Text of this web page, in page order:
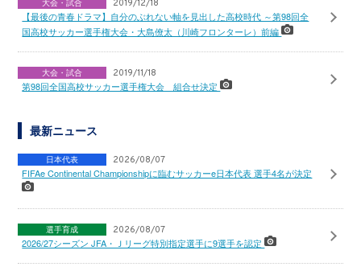
大会・試合 2019/12/18
【最後の青春ドラマ】自分のぶれない軸を見出した高校時代 ～第98回全
国高校サッカー選手権大会・大島僚太（川崎フロンターレ）前編
大会・試合 2019/11/18
第98回全国高校サッカー選手権大会 組合せ決定
最新ニュース
日本代表 2026/08/07
FIFAe Continental Championshipに臨むサッカーe日本代表 選手4名が決定
選手育成 2026/08/07
2026/27シーズン JFA・Ｊリーグ特別指定選手に9選手を認定